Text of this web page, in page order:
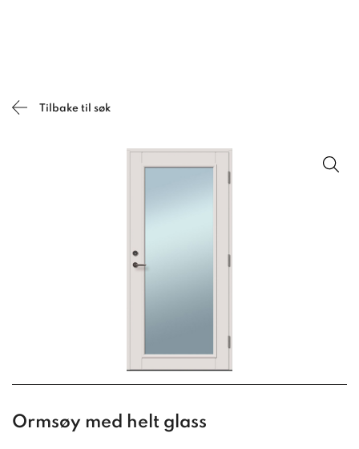
Tilbake til søk
Ormsøy med helt glass